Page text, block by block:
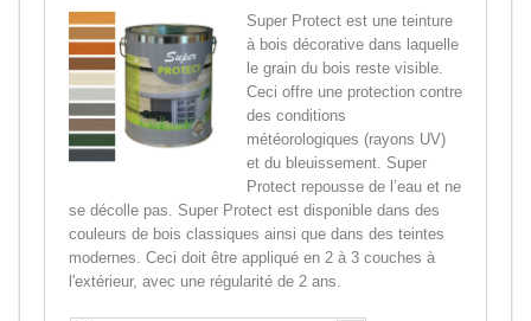
Super Protect est une teinture
à bois décorative dans laquelle
le grain du bois reste visible.
Ceci offre une protection contre
des conditions
météorologiques (rayons UV)
et du bleuissement. Super
Protect repousse de l’eau et ne
se décolle pas. Super Protect est disponible dans des
couleurs de bois classiques ainsi que dans des teintes
modernes. Ceci doit être appliqué en 2 à 3 couches à
l'extérieur, avec une régularité de 2 ans.